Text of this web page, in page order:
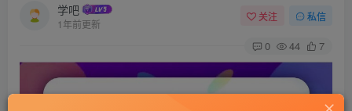
学吧
1年前更新
关注 私信
0 44 7